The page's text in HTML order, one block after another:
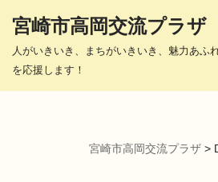
コ
宮崎市高岡交流プラザ
人がいきいき、まちがいきいき、魅力あふ
を応援します！
宮崎市高岡交流プラザ>